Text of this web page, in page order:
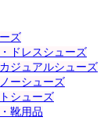
ズ
ドレスシューズ
ジュアルシューズ
ーシューズ
シューズ
靴用品